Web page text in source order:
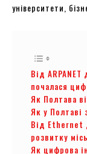
університети,
Від
почалася
Як Полтава
Як у Полтаві
Від Ethernet
розвитку
Як цифрова